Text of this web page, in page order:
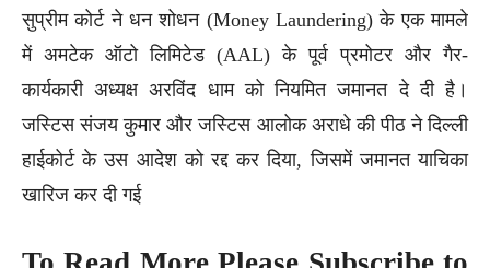
सुप्रीम कोर्ट ने धन शोधन (Money Laundering) के एक मामले
में अमटेक ऑटो लिमिटेड (AAL) के पूर्व प्रमोटर और गैर-
कार्यकारी अध्यक्ष अरविंद धाम को नियमित जमानत दे दी है।
जस्टिस संजय कुमार और जस्टिस आलोक अराधे की पीठ ने दिल्ली
हाईकोर्ट के उस आदेश को रद्द कर दिया, जिसमें जमानत याचिका
खारिज कर दी गई